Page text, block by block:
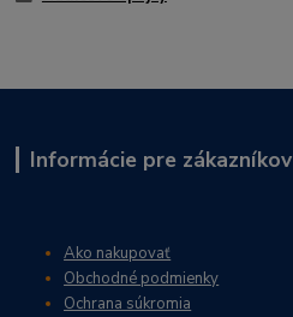
Informácie pre zákazníkov
Ako nakupovať
Obchodné podmienky
Ochrana súkromia